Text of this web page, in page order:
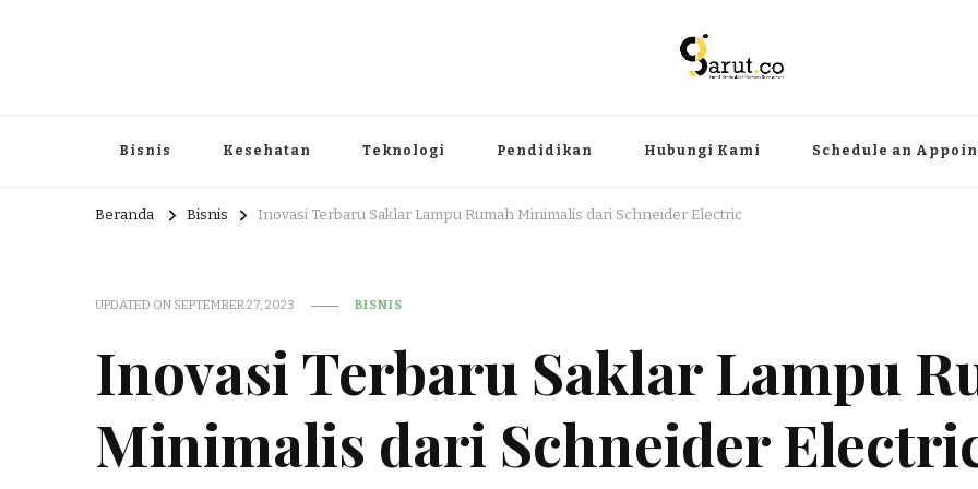
Bisnis Kesehatan Teknologi Pendidikan Hubungi Kami Schedule an
Beranda Bisnis Inovasi Terbaru Saklar Lampu Rumah Minimalis dari Schneider Electric
UPDATED ON SEPTEMBER 27, 2023 BISNIS
Inovasi Terbaru Saklar Lampu
Minimalis dari Schneider